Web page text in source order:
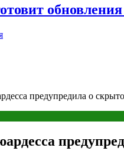
предупредила о